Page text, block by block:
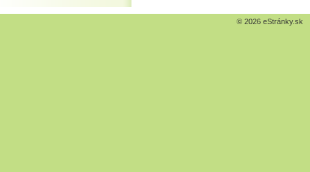
© 2026 eStránky.sk